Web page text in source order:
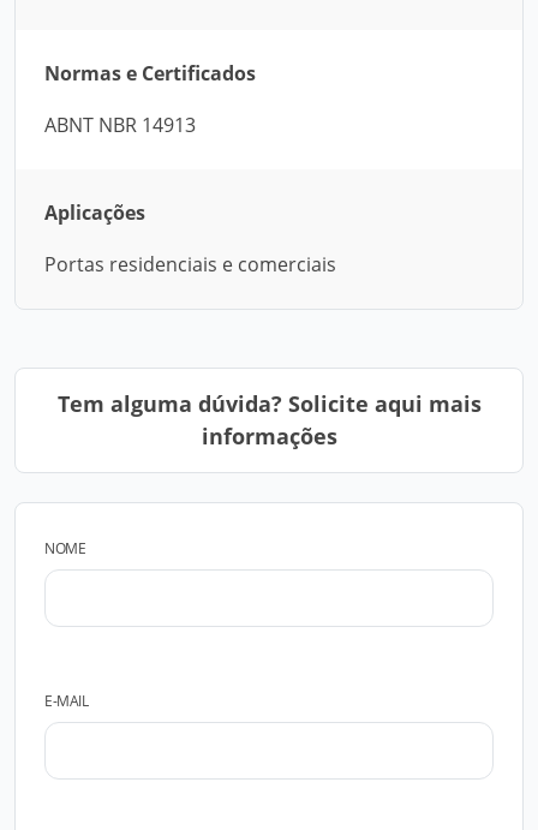
Normas e Certificados
ABNT NBR 14913
Aplicações
Portas residenciais e comerciais
Tem alguma dúvida? Solicite aqui mais
informações
NOME
E-MAIL